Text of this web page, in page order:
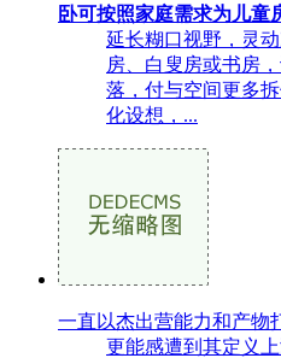
卧可按照家庭需求为儿童
延长糊口视野，灵
房、白叟房或书房
落，付与空间更多
化设想，...
一直以杰出营能力和产物
更能感遭到其定义